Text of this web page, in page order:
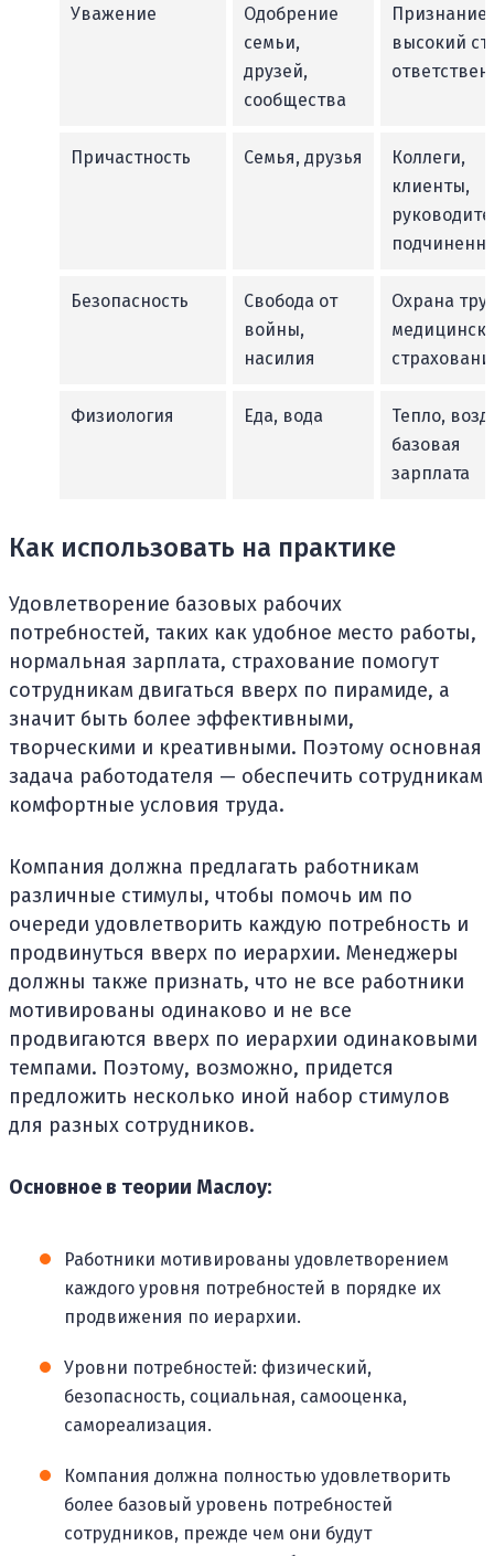
Уважение
Одобрение
семьи,
друзей,
сообщества
Признание,
высокий
Причастность Семья, друзья
Коллеги,
клиенты,
Безопасность
Свобода от
войны,
насилия
Охрана
Физиология Еда, вода
Тепло,
базовая
зарплата
Как использовать на практике
Удовлетворение базовых рабочих
потребностей, таких как удобное место работы,
нормальная зарплата, страхование помогут
сотрудникам двигаться вверх по пирамиде, а
значит быть более эффективными,
творческими и креативными. Поэтому основная
задача работодателя — обеспечить сотрудникам
комфортные условия труда.
Компания должна предлагать работникам
различные стимулы, чтобы помочь им по
очереди удовлетворить каждую потребность и
продвинуться вверх по иерархии. Менеджеры
должны также признать, что не все работники
мотивированы одинаково и не все
продвигаются вверх по иерархии одинаковыми
темпами. Поэтому, возможно, придется
предложить несколько иной набор стимулов
для разных сотрудников.
Основное в теории Маслоу:
Работники мотивированы удовлетворением
каждого уровня потребностей в порядке их
продвижения по иерархии.
Уровни потребностей: физический,
безопасность, социальная, самооценка,
самореализация.
Компания должна полностью удовлетворить
более базовый уровень потребностей
сотрудников, прежде чем они будут